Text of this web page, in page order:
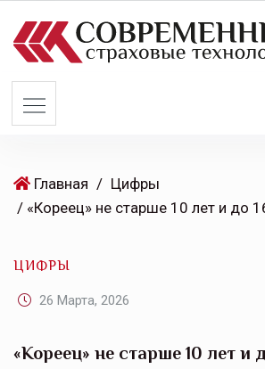
Главная / Цифры
ЦИФРЫ
26 Марта, 2026
«Кореец» не старше 10 лет и